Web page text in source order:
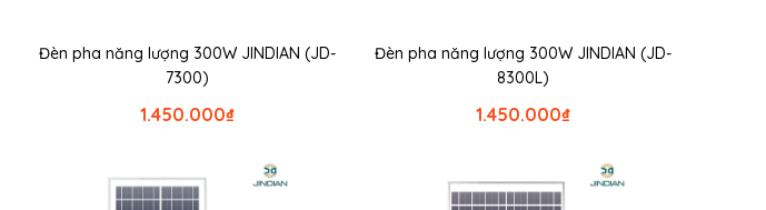
Đèn pha năng lượng 300W JINDIAN (JD-
7300)
₫
1.450.000
Đèn pha năng lượng 300W JINDIAN (JD-
8300L)
₫
1.450.000